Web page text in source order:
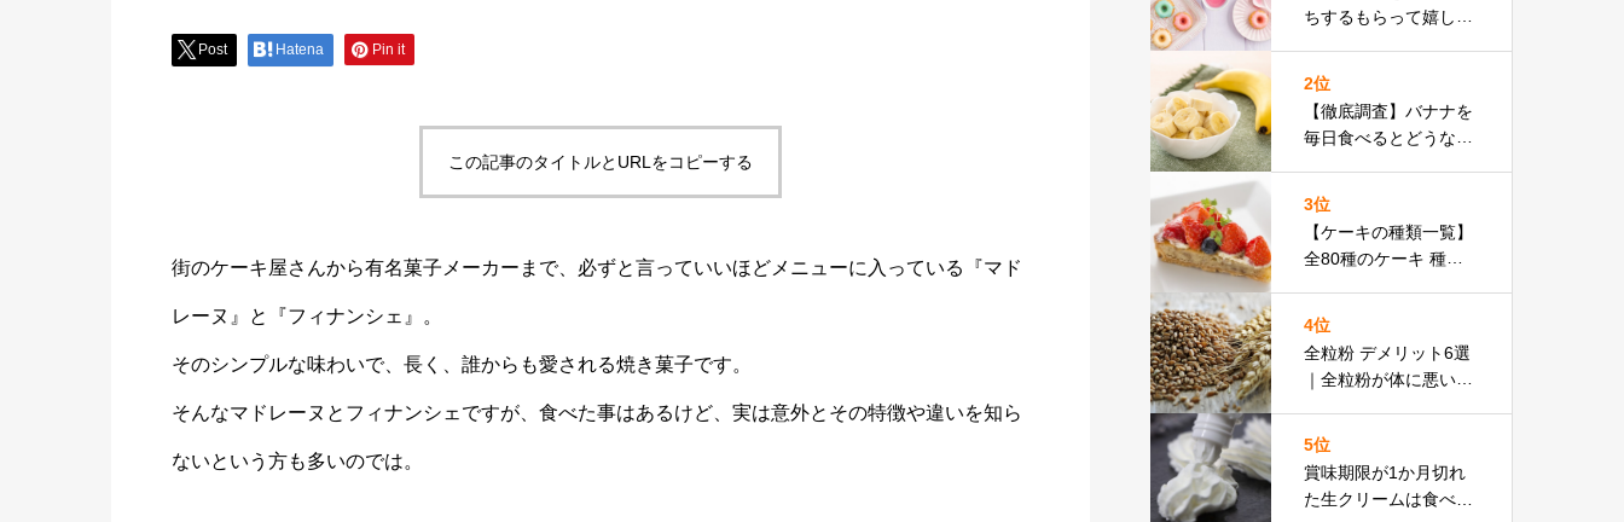
Post Hatena Pin it
この記事のタイトルとURLをコピーする
街のケーキ屋さんから有名菓子メーカーまで、必ずと言っていいほどメニューに入っている『マド
レーヌ』と『フィナンシェ』。
そのシンプルな味わいで、長く、誰からも愛される焼き菓子です。
そんなマドレーヌとフィナンシェですが、食べた事はあるけど、実は意外とその特徴や違いを知ら
ないという方も多いのでは。
ちするもらって嬉しい
り 持ち運び
2位
【徹底調査】バナナを
毎日食べるとどうな
険・毎日バナナを食べ
るとどうなる・バナナ
を毎日一本 食べるとど
うなる
3位
【ケーキの種類一覧】
全80種のケーキ 種類
4位
全粒粉 デメリット6選
｜全粒粉が体に悪いと
パスタ 体に悪い・全粒
粉パン 体に悪い・全粒
粉 体に悪い
5位
賞味期限が1か月切れ
た生クリームは食べて